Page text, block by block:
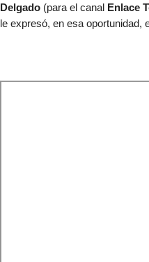
Delgado(para el canal Enlace
le expresó, en esa oportunidad,